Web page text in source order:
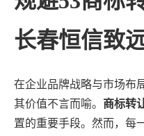
长春恒信致
在企业品牌战略与市场布
其价值不言而喻。 商标转
置的重要手段。然而，每